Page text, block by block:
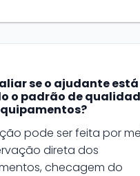
se o ajudante está
o padrão de
pode ser feita por
direta dos
checagem do